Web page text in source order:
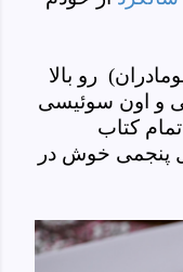
رو بالا
و اون سوئیسی
کتاب
پنجمی خوش در